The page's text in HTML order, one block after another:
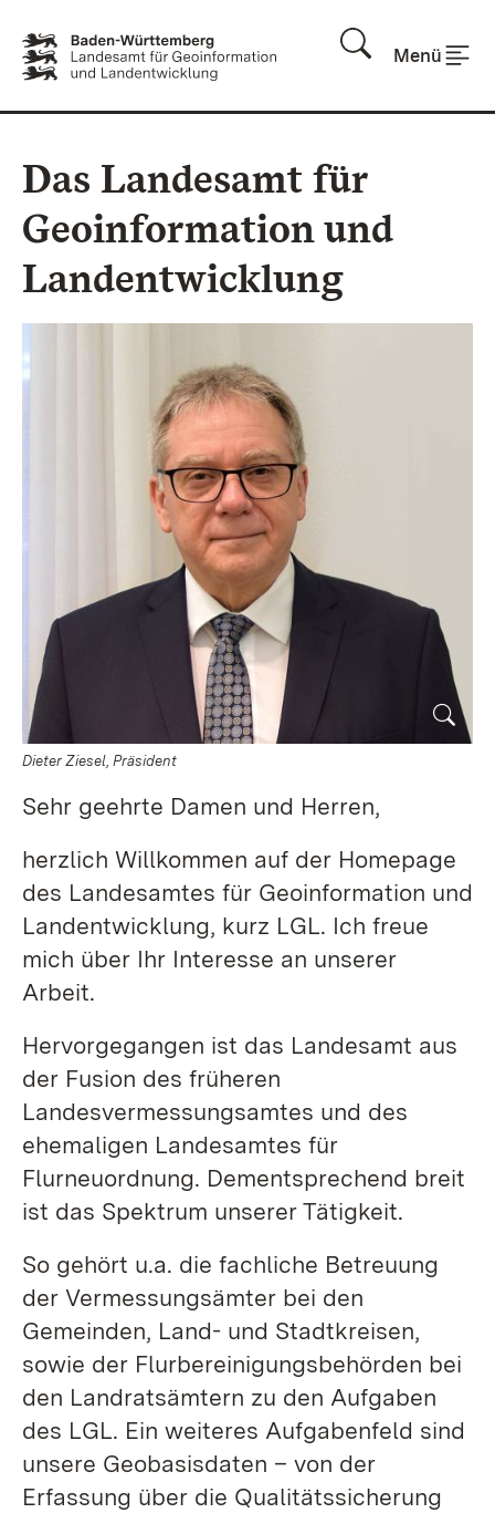
Menü
Das Landesamt für
Geoinformation und
Landentwicklung
Dieter Ziesel, Präsident
Sehr geehrte Damen und Herren,
herzlich Willkommen auf der Homepage
des Landesamtes für Geoinformation und
Landentwicklung, kurz LGL. Ich freue
mich über Ihr Interesse an unserer
Arbeit.
Hervorgegangen ist das Landesamt aus
der Fusion des früheren
Landesvermessungsamtes und des
ehemaligen Landesamtes für
Flurneuordnung. Dementsprechend breit
ist das Spektrum unserer Tätigkeit.
So gehört u.a. die fachliche Betreuung
der Vermessungsämter bei den
Gemeinden, Land- und Stadtkreisen,
sowie der Flurbereinigungsbehörden bei
den Landratsämtern zu den Aufgaben
des LGL. Ein weiteres Aufgabenfeld sind
unsere Geobasisdaten – von der
Erfassung über die Qualitätssicherung